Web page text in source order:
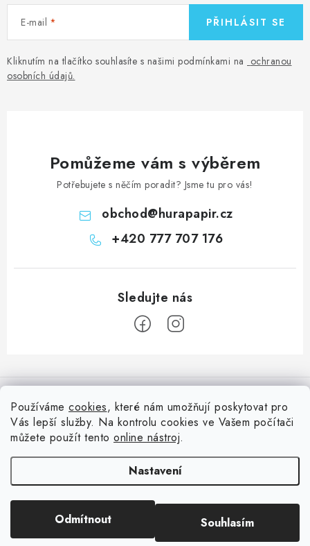
Používáme cookies, které nám umožňují poskytovat pro
Vás lepší služby. Na kontrolu cookies ve Vašem počítači
můžete použít tento online nástroj.
Nastavení
Odmítnout Souhlasím
E-mail
Kliknutím na tlačítko souhlasíte s našimi podmínkami na ochranou
osobních údajů.
PŘIHLÁSIT SE
Pomůžeme vám s výběrem
Potřebujete s něčím poradit? Jsme tu pro vás!
obchod@hurapapir.cz
+420 777 707 176
á
Doprava
Oblíbené ♥️
Hodnocení obchodu
Nepřehlédněte
Blog s nápady a návody
Slovník pojmů, české návody
Reklamace a vrácení zboží
Vytvořil Shoptet
. Všechna práva vyhrazena.Upravit nastavení